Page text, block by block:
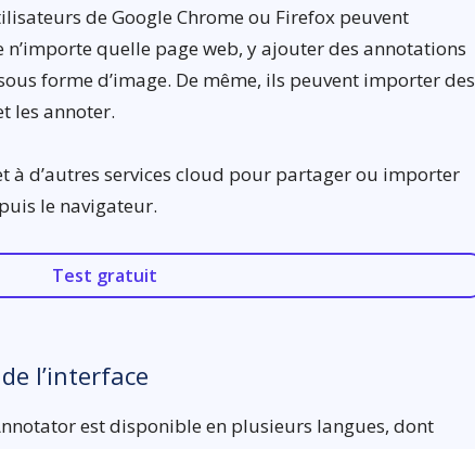
de Google Chrome ou Firefox peuvent
n’importe quelle page web, y ajouter des annotations
forme d’image. De même, ils peuvent importer des
les annoter.
à d’autres services cloud pour partager ou importer
le navigateur.
Test gratuit
l’interface
est disponible en plusieurs langues, dont